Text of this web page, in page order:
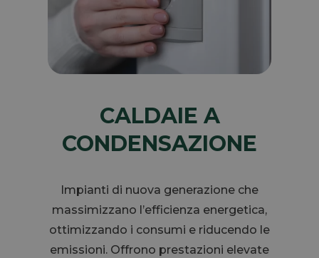
CALDAIE A
CONDENSAZIONE
Impianti di nuova generazione che
massimizzano l’efficienza energetica,
ottimizzando i consumi e riducendo le
emissioni. Offrono prestazioni elevate